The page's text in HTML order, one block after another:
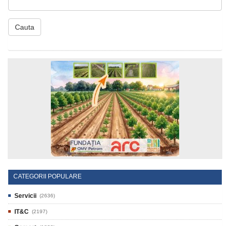
Cauta
CATEGORII POPULARE
Servicii (2636)
IT&C (2197)